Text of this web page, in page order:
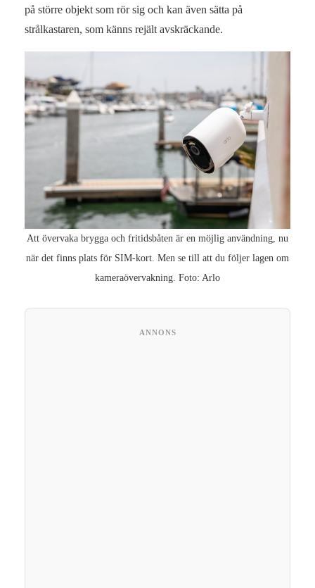
på större objekt som rör sig och kan även sätta på
strålkastaren, som känns rejält avskräckande.
Att övervaka brygga och fritidsbåten är en möjlig användning, nu
när det finns plats för SIM-kort. Men se till att du följer lagen om
kameraövervakning. Foto: Arlo
ANNONS